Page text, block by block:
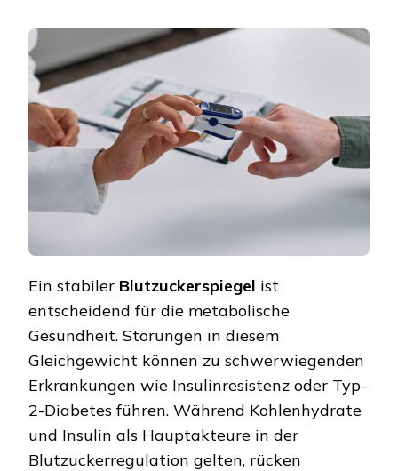
Ein stabiler Blutzuckerspiegel ist
entscheidend für die metabolische
Gesundheit. Störungen in diesem
Gleichgewicht können zu schwerwiegenden
Erkrankungen wie Insulinresistenz oder Typ-
2-Diabetes führen. Während Kohlenhydrate
und Insulin als Hauptakteure in der
Blutzuckerregulation gelten, rücken